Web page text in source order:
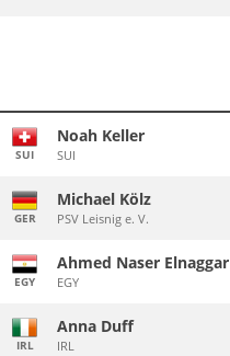
SUI
Noah Keller
SUI
GER
Michael Kölz
PSV Leisnig e. V.
EGY
Ahmed Naser Elnaggar
EGY
IRL
Anna Duff
IRL